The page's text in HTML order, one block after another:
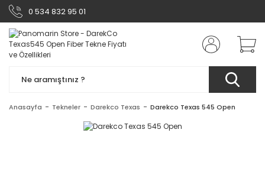
0 534 832 95 01
Anasayfa Tekneler Darekco Texas Darekco Texas 545 Open